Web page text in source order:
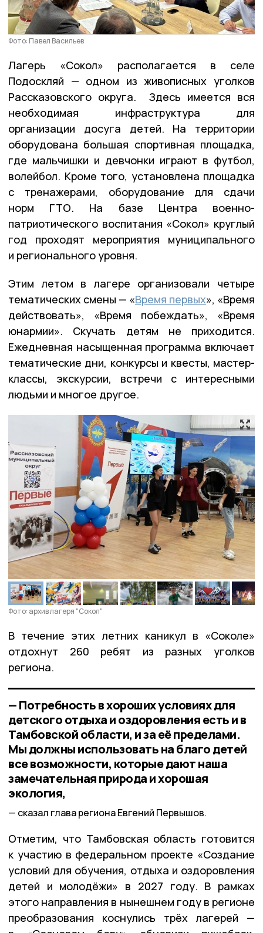
Фото: Павел Васильев
Лагерь «Сокол» располагается в селе
Подоскляй — одном из живописных уголков
Рассказовского округа. Здесь имеется вся
необходимая инфраструктура для
организации досуга детей. На территории
оборудована большая спортивная площадка,
где мальчишки и девчонки играют в футбол,
волейбол. Кроме того, установлена площадка
с тренажерами, оборудование для сдачи
норм ГТО. На базе Центра военно-
патриотического воспитания «Сокол» круглый
год проходят мероприятия муниципального
и регионального уровня.
Этим летом в лагере организовали четыре
тематических смены — «Время первых», «Время
действовать», «Время побеждать», «Время
юнармии». Скучать детям не приходится.
Ежедневная насыщенная программа включает
тематические дни, конкурсы и квесты, мастер-
классы, экскурсии, встречи с интересными
людьми и многое другое.
Фото: архив лагеря "Сокол"
В течение этих летних каникул в «Соколе»
отдохнут 260 ребят из разных уголков
региона.
— Потребность в хороших условиях для
детского отдыха и оздоровления есть и в
Тамбовской области, и за её пределами.
Мы должны использовать на благо детей
все возможности, которые дают наша
замечательная природа и хорошая
экология,
сказал глава региона Евгений Первышов.
Отметим, что Тамбовская область готовится
к участию в федеральном проекте «Создание
условий для обучения, отдыха и оздоровления
детей и молодёжи» в 2027 году. В рамках
этого направления в нынешнем году в регионе
преобразования коснулись трёх лагерей —